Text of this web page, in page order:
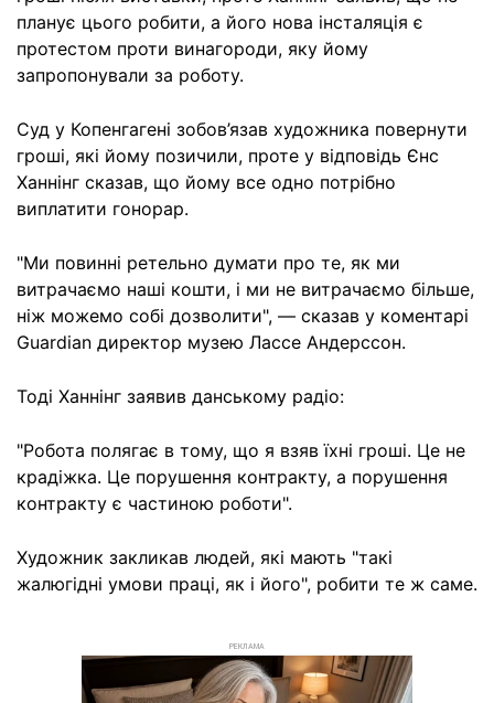
планує цього робити, а його нова інсталяція є
протестом проти винагороди, яку йому
запропонували за роботу.
Суд у Копенгагені зобов’язав художника повернути
гроші, які йому позичили, проте у відповідь Єнс
Ханнінг сказав, що йому все одно потрібно
виплатити гонорар.
"Ми повинні ретельно думати про те, як ми
витрачаємо наші кошти, і ми не витрачаємо більше,
ніж можемо собі дозволити", — сказав у коментарі
Guardian директор музею Лассе Андерссон.
Тоді Ханнінг заявив данському радіо:
"Робота полягає в тому, що я взяв їхні гроші. Це не
крадіжка. Це порушення контракту, а порушення
контракту є частиною роботи".
Художник закликав людей, які мають "такі
жалюгідні умови праці, як і його", робити те ж саме.
РЕКЛАМА